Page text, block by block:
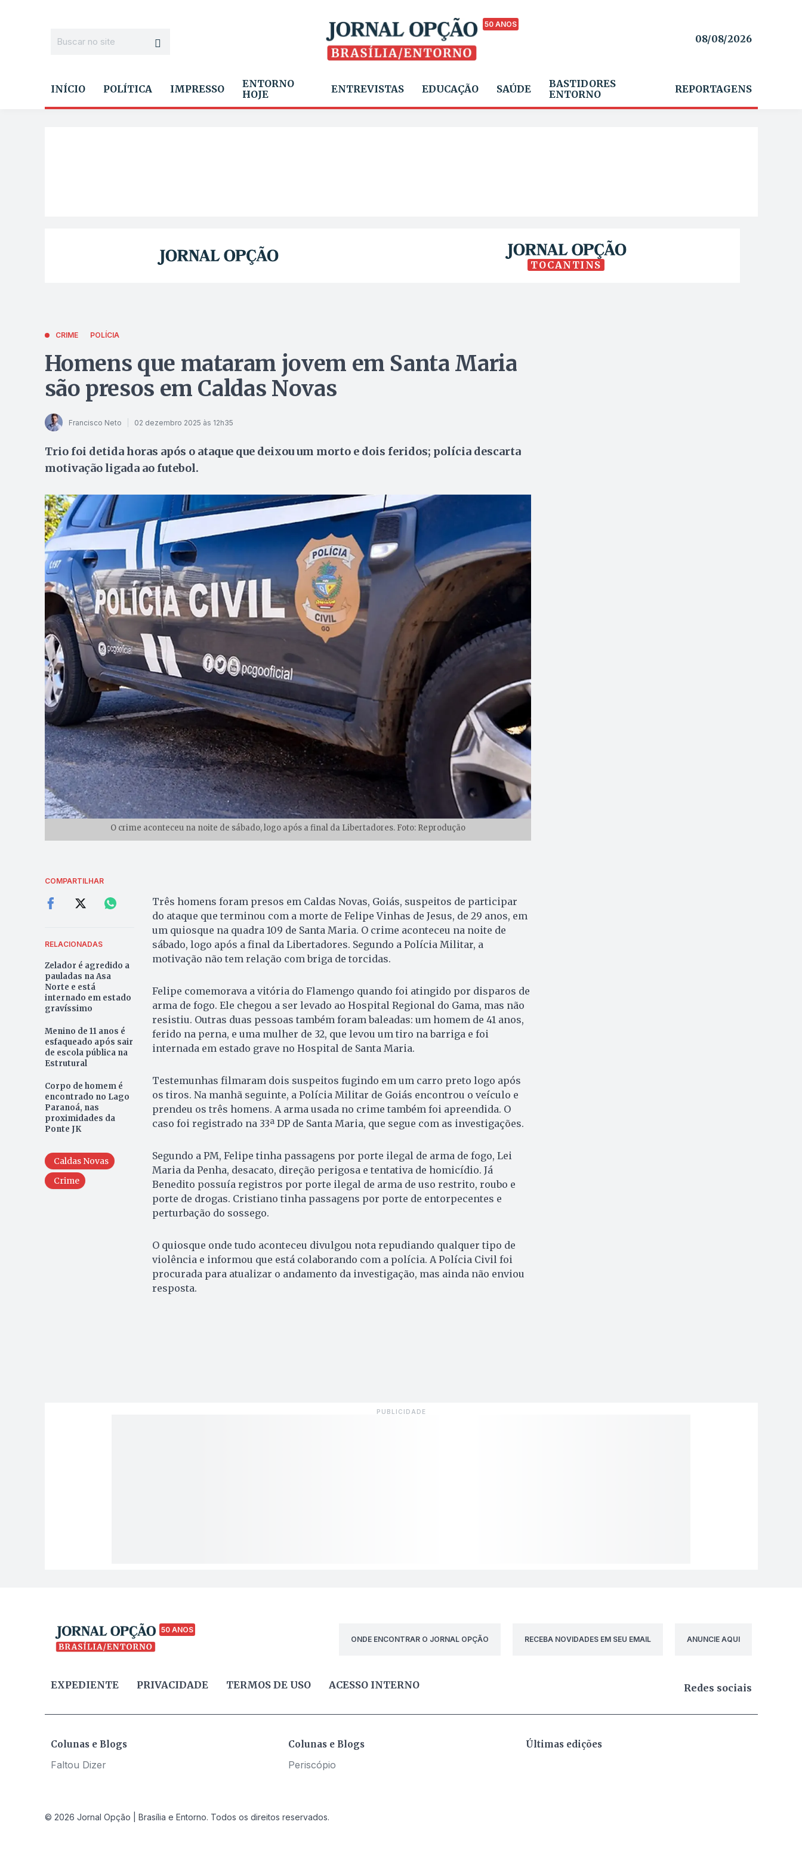
50 ANOS
08/08/2026
INÍCIO POLÍTICA IMPRESSO
ENTORNO
HOJE
ENTREVISTAS EDUCAÇÃO SAÚDE
BASTIDORES
ENTORNO
REPORTAGENS
TOCANTINS
CRIME POLÍCIA
Homens que mataram jovem em Santa Maria
são presos em Caldas Novas
Francisco Neto 02 dezembro 2025 às 12h35
Trio foi detida horas após o ataque que deixou um morto e dois feridos; polícia descarta
motivação ligada ao futebol.
O crime aconteceu na noite de sábado, logo após a final da Libertadores. Foto: Reprodução
COMPARTILHAR
RELACIONADAS
Zelador é agredido a
pauladas na Asa
Norte e está
internado em estado
gravíssimo
Menino de 11 anos é
esfaqueado após sair
de escola pública na
Estrutural
Corpo de homem é
encontrado no Lago
Paranoá, nas
proximidades da
Ponte JK
Caldas Novas
Crime
Três homens foram presos em Caldas Novas, Goiás, suspeitos de participar
do ataque que terminou com a morte de Felipe Vinhas de Jesus, de 29 anos, em
um quiosque na quadra 109 de Santa Maria. O crime aconteceu na noite de
sábado, logo após a final da Libertadores. Segundo a Polícia Militar, a
motivação não tem relação com briga de torcidas.
Felipe comemorava a vitória do Flamengo quando foi atingido por disparos de
arma de fogo. Ele chegou a ser levado ao Hospital Regional do Gama, mas não
resistiu. Outras duas pessoas também foram baleadas: um homem de 41 anos,
ferido na perna, e uma mulher de 32, que levou um tiro na barriga e foi
internada em estado grave no Hospital de Santa Maria.
Testemunhas filmaram dois suspeitos fugindo em um carro preto logo após
os tiros. Na manhã seguinte, a Polícia Militar de Goiás encontrou o veículo e
prendeu os três homens. A arma usada no crime também foi apreendida. O
caso foi registrado na 33ª DP de Santa Maria, que segue com as investigações.
Segundo a PM, Felipe tinha passagens por porte ilegal de arma de fogo, Lei
Maria da Penha, desacato, direção perigosa e tentativa de homicídio. Já
Benedito possuía registros por porte ilegal de arma de uso restrito, roubo e
porte de drogas. Cristiano tinha passagens por porte de entorpecentes e
perturbação do sossego.
O quiosque onde tudo aconteceu divulgou nota repudiando qualquer tipo de
violência e informou que está colaborando com a polícia. A Polícia Civil foi
procurada para atualizar o andamento da investigação, mas ainda não enviou
resposta.
50 ANOS
ONDE ENCONTRAR O JORNAL OPÇÃO
RECEBA NOVIDADES EM SEU EMAIL ANUNCIE AQUI
EXPEDIENTE PRIVACIDADE TERMOS DE USO ACESSO INTERNO Redes sociais
Colunas e Blogs
Faltou Dizer
Colunas e Blogs
Periscópio
Últimas edições
© 2026 Jornal Opção | Brasília e Entorno. Todos os direitos reservados.